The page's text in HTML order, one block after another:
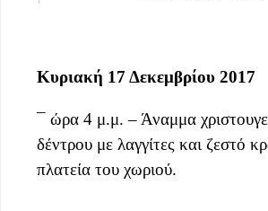
Κυριακή 17 Δεκεμβρίου 2017
¯ ώρα 4 μ.μ. – Άναμμα
δέντρου με λαγγίτες και ζεστό
πλατεία του χωριού.